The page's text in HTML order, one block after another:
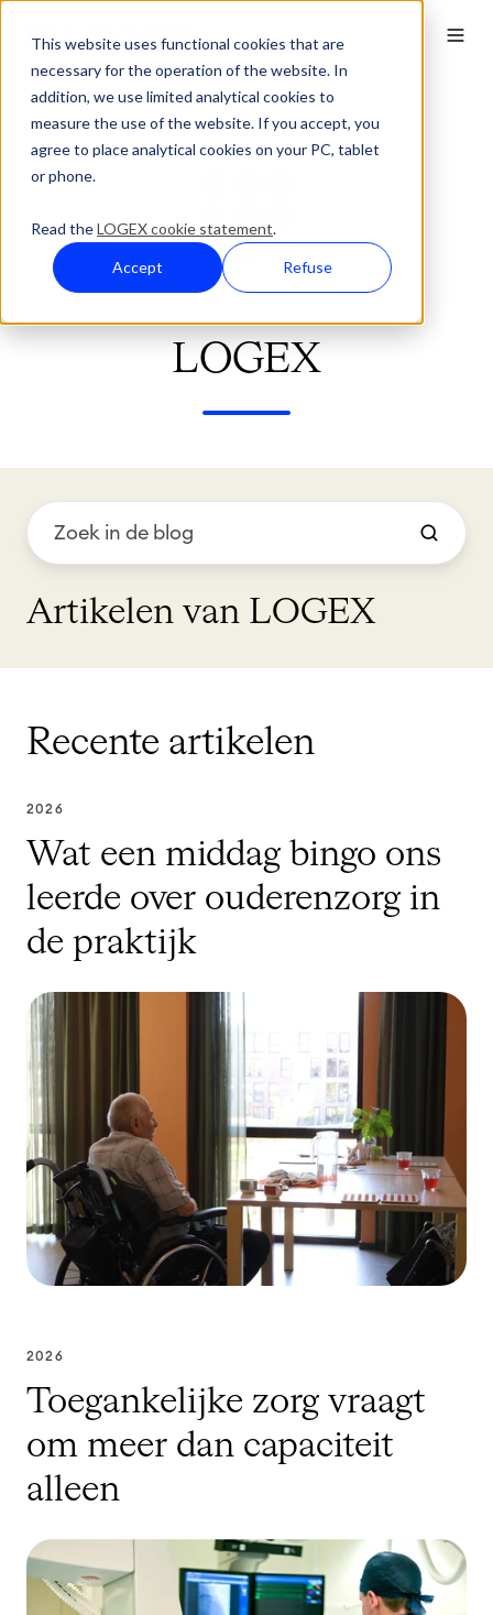
This website uses functional cookies that are
necessary for the operation of the website. In
addition, we use limited analytical cookies to
measure the use of the website. If you accept, you
agree to place analytical cookies on your PC, tablet
or phone.
Read theLOGEX cookie statement.
Accept Refuse
LOGEX
Artikelen van LOGEX
Recente artikelen
2026
Wat een middag bingo ons
leerde over ouderenzorg in
de praktijk
2026
Toegankelijke zorg vraagt
om meer dan capaciteit
alleen